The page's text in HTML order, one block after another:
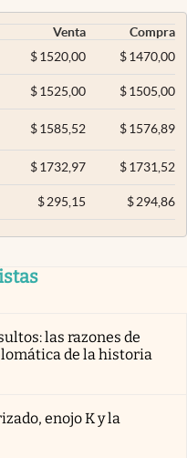
Venta
Compra
$ 1520,00 $1470,00
$ 1525,00 $1505,00
$ 1585,52 $1576,89
$ 1732,97 $1731,52
$ 295,15 $294,86
las razones de
de la historia
enojo K y la